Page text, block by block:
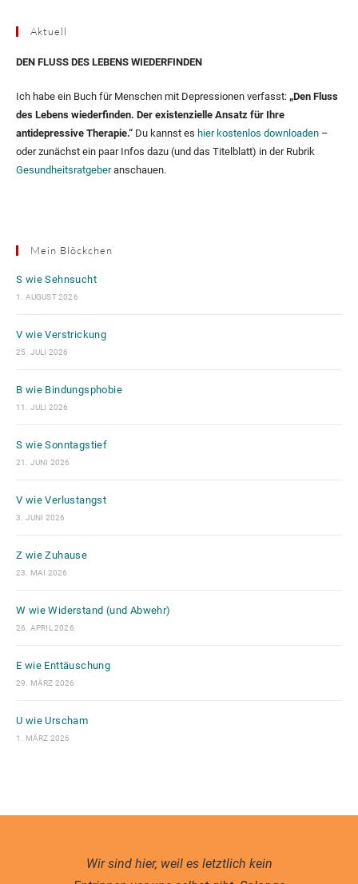
Aktuell
DEN FLUSS DES LEBENS WIEDERFINDEN
Ich habe ein Buch für Menschen mit Depressionen verfasst: „Den Fluss
des Lebens wiederfinden. Der existenzielle Ansatz für Ihre
antidepressive Therapie.“ Du kannst es hier kostenlos downloaden –
oder zunächst ein paar Infos dazu (und das Titelblatt) in der Rubrik
Gesundheitsratgeberanschauen.
Mein Blöckchen
S wie Sehnsucht
1. AUGUST 2026
V wie Verstrickung
25. JULI 2026
B wie Bindungsphobie
11. JULI 2026
S wie Sonntagstief
21. JUNI 2026
V wie Verlustangst
3. JUNI 2026
Z wie Zuhause
23. MAI 2026
W wie Widerstand (und Abwehr)
26. APRIL 2026
E wie Enttäuschung
29. MÄRZ 2026
U wie Urscham
1. MÄRZ 2026
Wir sind hier, weil es letztlich kein